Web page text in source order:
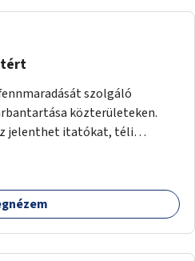
szolgáló
közterületeken.
jelenthet itatókat, téli